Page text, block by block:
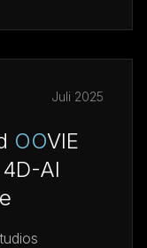
Juli 2025
OOVIE
AI